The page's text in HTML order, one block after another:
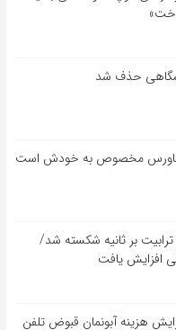
حذف شد
متاورس مخصوص به خودش است
بر ثانیه شکسته شد/
افزایش یافت
هزینه آبونمان قبوض تلفن